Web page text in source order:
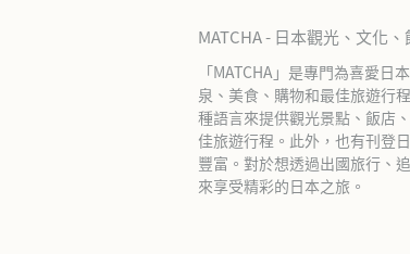
MATCHA - 日本觀光、文化
「MATCHA」是專門為喜愛
泉、美食、購物和最佳旅遊行
種語言來提供觀光景點、飯店
佳旅遊行程。此外，也有刊登
豐富。對於想透過出國旅行、
來享受精彩的日本之旅。